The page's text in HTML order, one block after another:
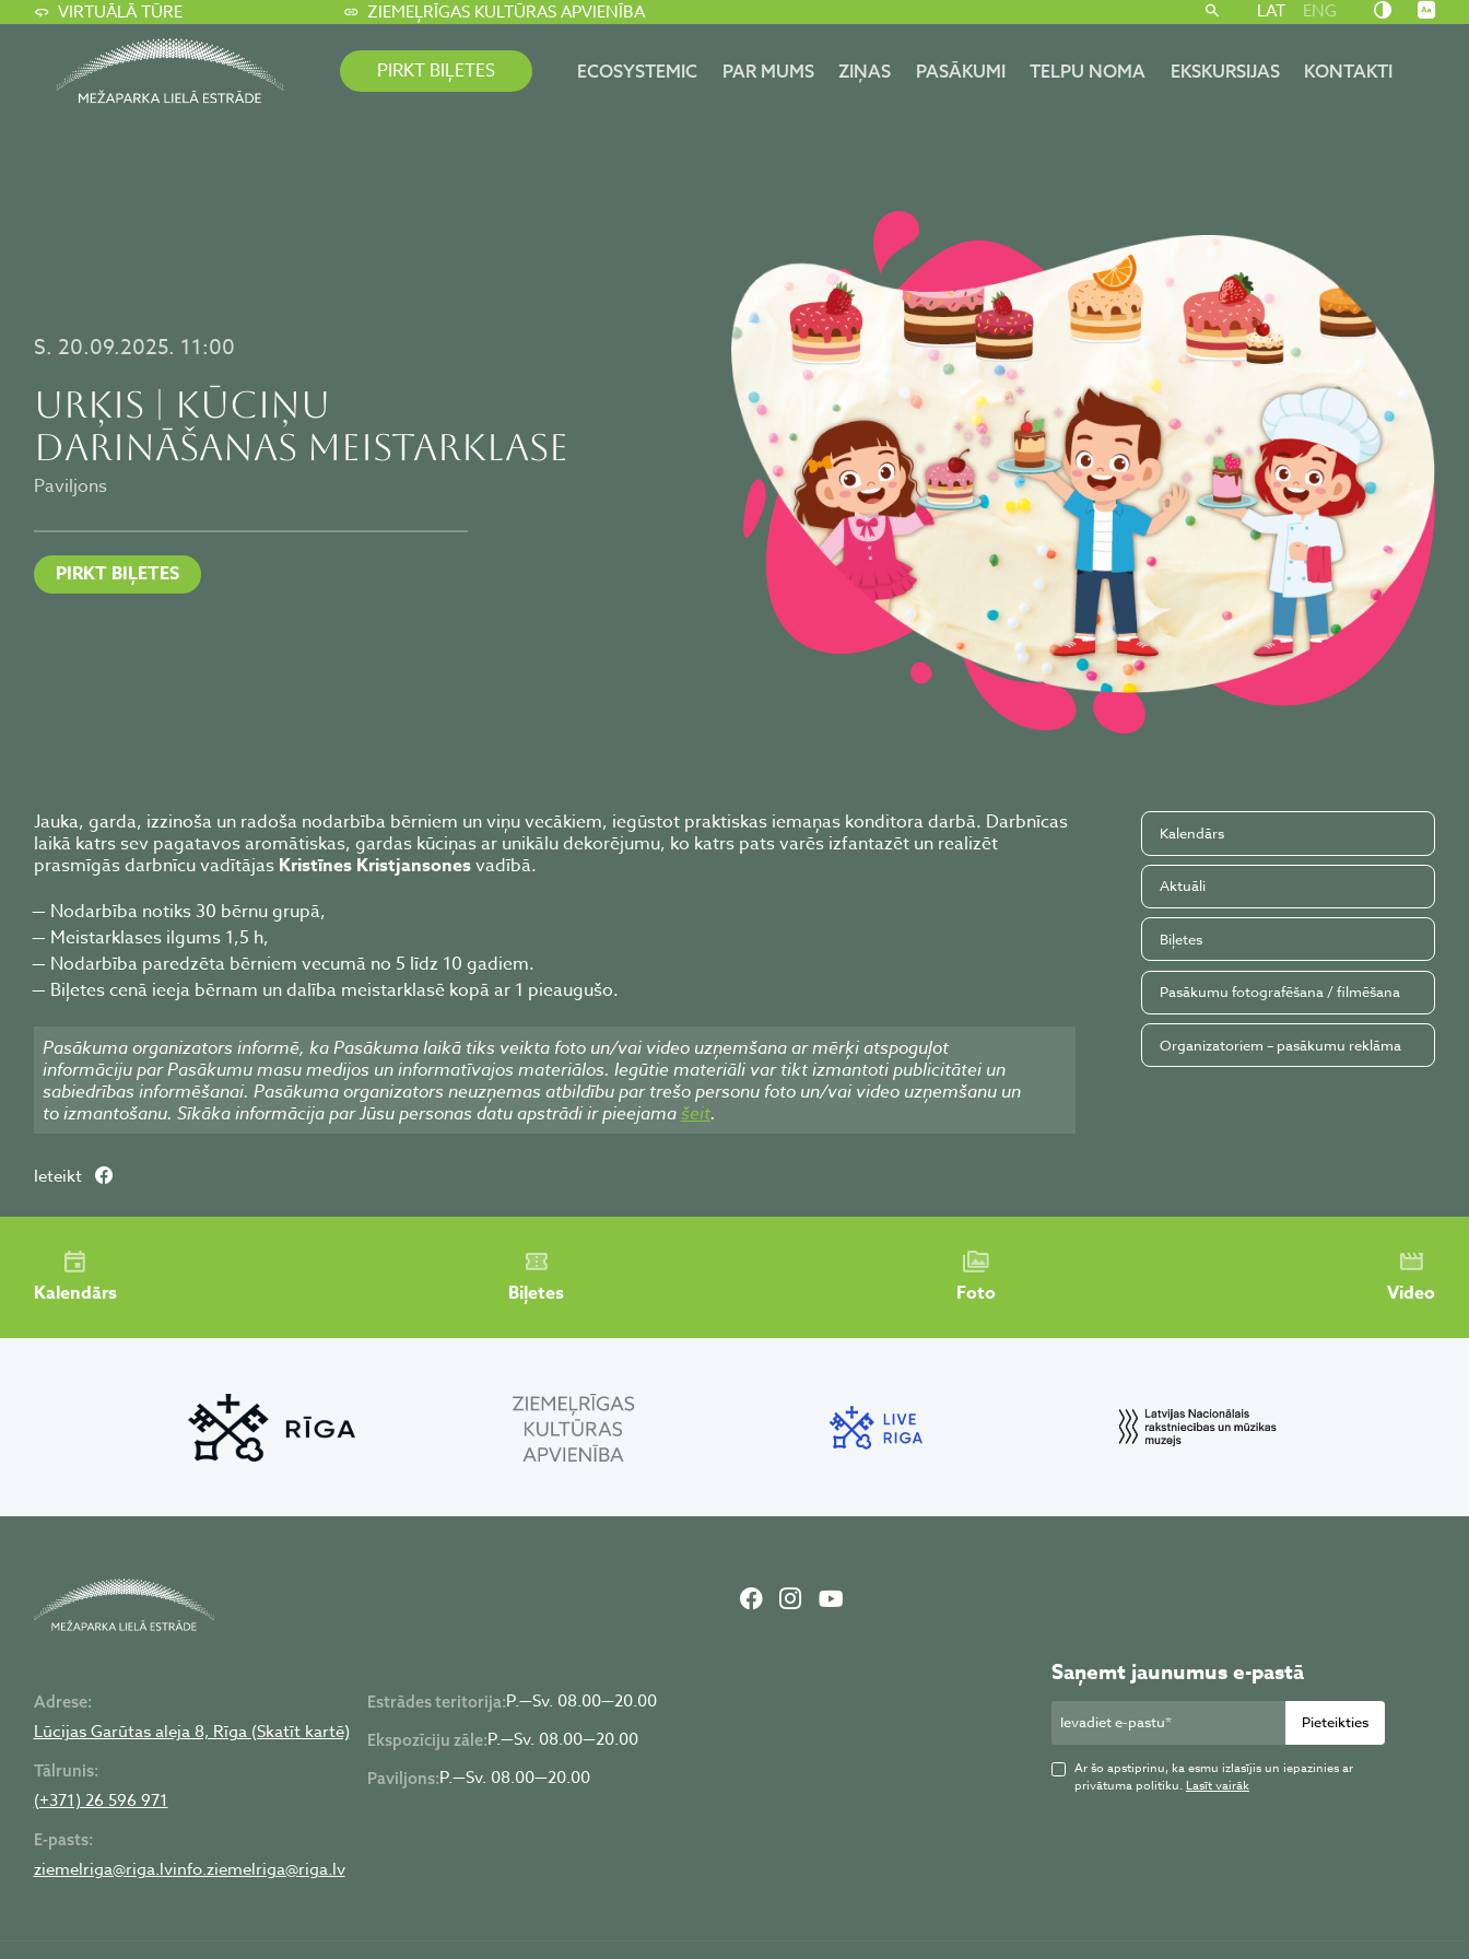
VIRTUĀLĀ TŪRE ZIEMEĻRĪGAS KULTŪRAS APVIENĪBA LAT ENG
PIRKT BIĻETES ECOSYSTEMIC PAR MUMS ZIŅAS PASĀKUMI TELPU NOMA EKSKURSIJAS KONTAKTI
S. 20.09.2025. 11:00
URĶIS | KŪCIŅU
DARINĀŠANAS MEISTARKLASE
Paviljons
PIRKT BIĻETES
Jauka, garda, izzinoša un radoša nodarbība bērniem un viņu vecākiem, iegūstot praktiskas iemaņas konditora darbā. Darbnīcas
laikā katrs sev pagatavos aromātiskas, gardas kūciņas ar unikālu dekorējumu, ko katrs pats varēs izfantazēt un realizēt
prasmīgās darbnīcu vadītājasKristīnes Kristjansonesvadībā.
Nodarbība notiks 30 bērnu grupā,
Meistarklases ilgums 1,5 h,
Nodarbība paredzēta bērniem vecumā no 5 līdz 10 gadiem.
Biļetes cenā ieeja bērnam un dalība meistarklasē kopā ar 1 pieaugušo.
Pasākuma organizators informē, ka Pasākuma laikā tiks veikta foto un/vai video uzņemšana ar mērķi atspoguļot
informāciju par Pasākumu masu medijos un informatīvajos materiālos. Iegūtie materiāli var tikt izmantoti publicitātei un
sabiedrības informēšanai. Pasākuma organizators neuzņemas atbildību par trešo personu foto un/vai video uzņemšanu un
to izmantošanu. Sīkāka informācija par Jūsu personas datu apstrādi ir pieejamašeit.
Kalendārs
Aktuāli
Biļetes
Pasākumu fotografēšana / filmēšana
Organizatoriem – pasākumu reklāma
Ieteikt
Kalendārs Biļetes Foto Video
Adrese:
Lūcijas Garūtas aleja 8, Rīga (Skatīt kartē)
Tālrunis:
(+371) 26 596 971
E-pasts:
ziemelriga@riga.lvinfo.ziemelriga@riga.lv
Estrādes teritorija:P.—Sv. 08.00—20.00
Ekspozīciju zāle:P.—Sv. 08.00—20.00
Paviljons:P.—Sv. 08.00—20.00
Saņemt jaunumus e-pastā
Pieteikties
Ar šo apstiprinu, ka esmu izlasījis un iepazinies ar
privātuma politiku. Lasīt vairāk